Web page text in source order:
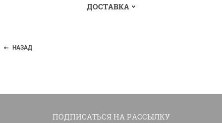
ДОСТАВКА
НАЗАД
ПОДПИСАТЬСЯ НА РАССЫЛКУ